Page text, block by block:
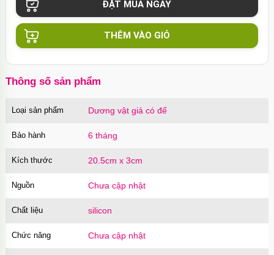
THÊM VÀO GIỎ
Thông số sản phẩm
Loại sản phẩm Dương vật giả có đế
Bảo hành 6 tháng
Kích thước 20.5cm x 3cm
Nguồn Chưa cập nhật
Chất liệu silicon
Chức năng Chưa cập nhật